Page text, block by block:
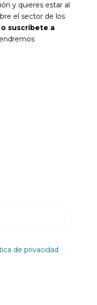
y quieres estar al
el sector de los
suscríbete a
de privacidad